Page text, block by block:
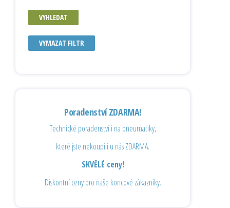
VYHLEDAT
VYMAZAT FILTR
Poradenství ZDARMA!
Technické poradenství i na pneumatiky,
které jste nekoupili u nás ZDARMA.
SKVĚLÉ ceny!
Diskontní ceny pro naše koncové zákazníky.